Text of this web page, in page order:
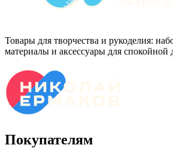
Товары для творчества и рукоделия:
материалы и аксессуары для
Покупателям